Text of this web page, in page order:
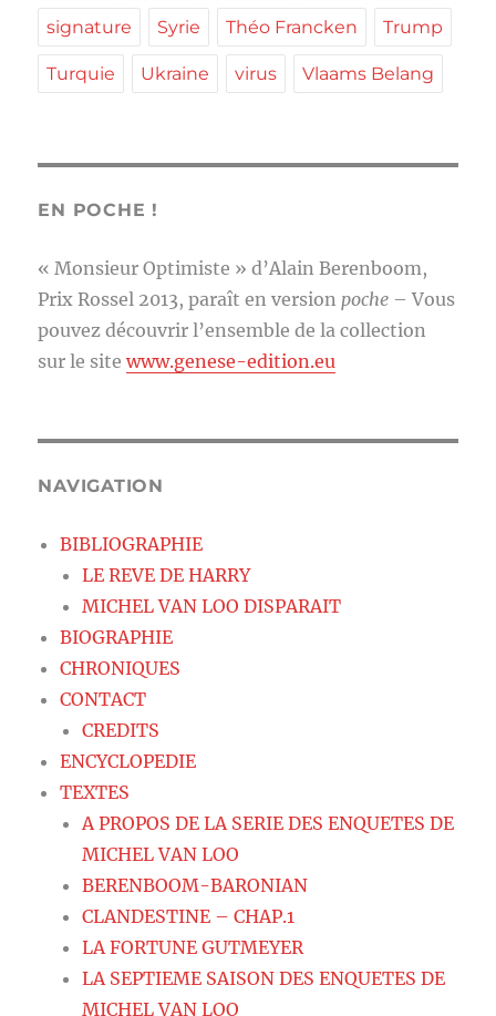
signature Syrie Théo Francken Trump
Turquie Ukraine virus Vlaams Belang
EN POCHE !
« Monsieur Optimiste » d’Alain Berenboom,
Prix Rossel 2013, paraît en version poche – Vous
pouvez découvrir l’ensemble de la collection
sur le sitewww.genese-edition.eu
NAVIGATION
BIBLIOGRAPHIE
LE REVE DE HARRY
MICHEL VAN LOO DISPARAIT
BIOGRAPHIE
CHRONIQUES
CONTACT
CREDITS
ENCYCLOPEDIE
TEXTES
A PROPOS DE LA SERIE DES ENQUETES DE
MICHEL VAN LOO
BERENBOOM-BARONIAN
CLANDESTINE – CHAP.1
LA FORTUNE GUTMEYER
LA SEPTIEME SAISON DES ENQUETES DE
MICHEL VAN LOO